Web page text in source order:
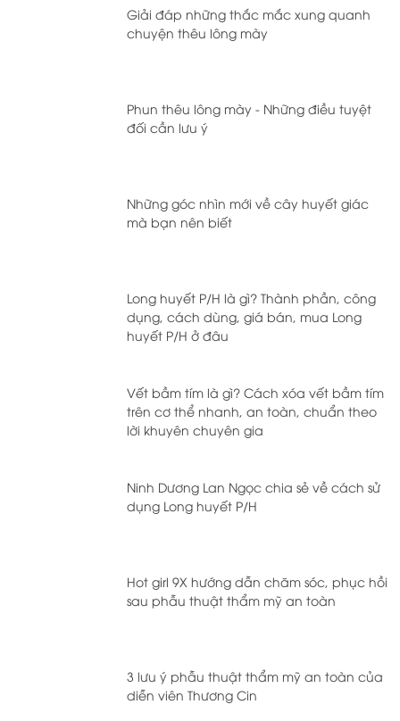
Giải đáp những thắc mắc xung quanh
chuyện thêu lông mày
Phun thêu lông mày - Những điều tuyệt
đối cần lưu ý
Những góc nhìn mới về cây huyết giác
mà bạn nên biết
Long huyết P/H là gì? Thành phần, công
dụng, cách dùng, giá bán, mua Long
huyết P/H ở đâu
Vết bầm tím là gì? Cách xóa vết bầm tím
trên cơ thể nhanh, an toàn, chuẩn theo
lời khuyên chuyên gia
Ninh Dương Lan Ngọc chia sẻ về cách sử
dụng Long huyết P/H
Hot girl 9X hướng dẫn chăm sóc, phục hồi
sau phẫu thuật thẩm mỹ an toàn
3 lưu ý phẫu thuật thẩm mỹ an toàn của
diễn viên Thương Cin